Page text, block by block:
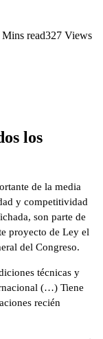
Mins read327 Views
los
de la media
y competitividad
son parte de
proyecto de Ley el
del Congreso.
técnicas y
(…) Tiene
recién